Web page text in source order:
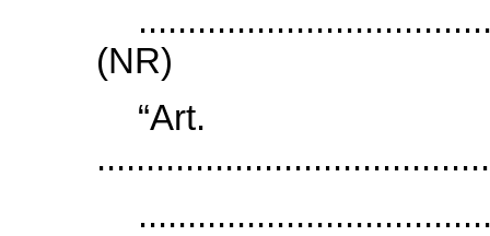
(NR)